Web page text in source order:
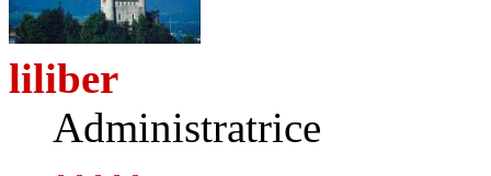
liliber
Administratrice